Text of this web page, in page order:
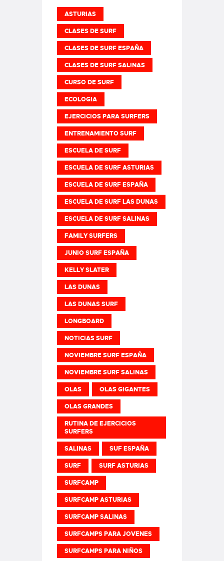
ASTURIAS
CLASES DE SURF
CLASES DE SURF ESPAÑA
CLASES DE SURF SALINAS
CURSO DE SURF
ECOLOGIA
EJERCICIOS PARA SURFERS
ENTRENAMIENTO SURF
ESCUELA DE SURF
ESCUELA DE SURF ASTURIAS
ESCUELA DE SURF ESPAÑA
ESCUELA DE SURF LAS DUNAS
ESCUELA DE SURF SALINAS
FAMILY SURFERS
JUNIO SURF ESPAÑA
KELLY SLATER
LAS DUNAS
LAS DUNAS SURF
LONGBOARD
NOTICIAS SURF
NOVIEMBRE SURF ESPAÑA
NOVIEMBRE SURF SALINAS
OLAS OLAS GIGANTES
OLAS GRANDES
RUTINA DE EJERCICIOS
SURFERS
SALINAS SUF ESPAÑA
SURF SURF ASTURIAS
SURFCAMP
SURFCAMP ASTURIAS
SURFCAMP SALINAS
SURFCAMPS PARA JOVENES
SURFCAMPS PARA NIÑOS